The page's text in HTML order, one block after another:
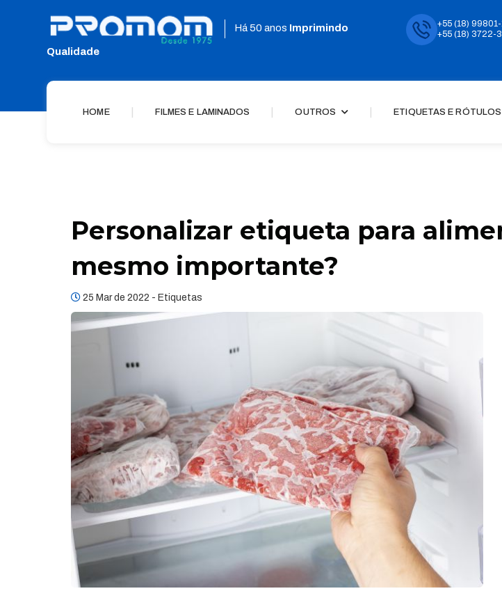
Há 50 anos Imprimindo
Qualidade
+55 (18)
+55 (18) 3722-
HOME FILMES E LAMINADOS OUTROS ETIQUETAS E RÓTULOS
Personalizar etiqueta para
mesmo importante?
25 Mar de 2022 - Etiquetas